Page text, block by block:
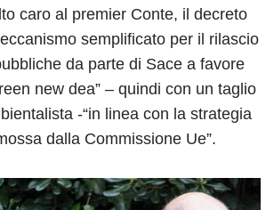
caro al premier Conte, il decreto
semplificato per il rilascio
da parte di Sace a favore
new dea” – quindi con un taglio
-“in linea con la strategia
dalla Commissione Ue”.